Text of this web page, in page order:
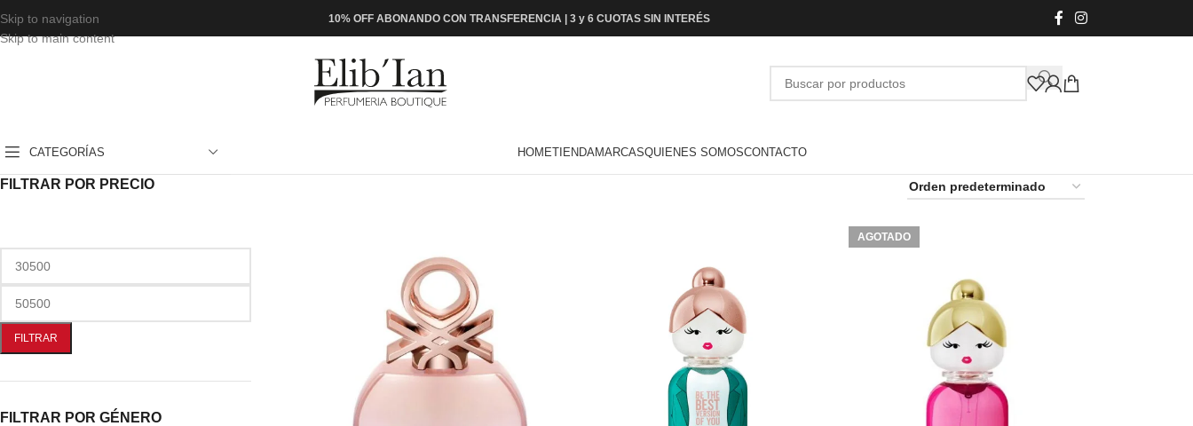
Skip to navigation
Skip to main content
10% OFF ABONANDO CON TRANSFERENCIA | 3 y 6 CUOTAS SIN INTERÉS
CATEGORÍAS HOMETIENDAMARCASQUIENES SOMOSCONTACTO
FILTRAR POR PRECIO
FILTRAR
FILTRAR POR GÉNERO
AGOTADO